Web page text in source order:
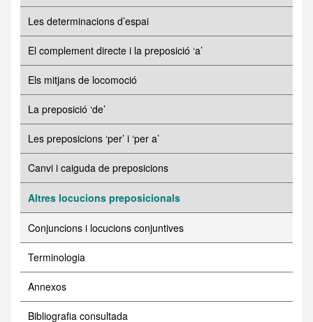
Les determinacions d’espai
El complement directe i la preposició ‘a’
Els mitjans de locomoció
La preposició ‘de’
Les preposicions ‘per’ i ‘per a’
Canvi i caiguda de preposicions
Altres locucions preposicionals
Conjuncions i locucions conjuntives
Terminologia
Annexos
Bibliografia consultada